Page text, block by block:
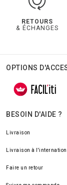
RETOURS
& ÉCHANGES
OPTIONS
BESOIN D'AIDE ?
Livraison
Livraison à
Faire un retour